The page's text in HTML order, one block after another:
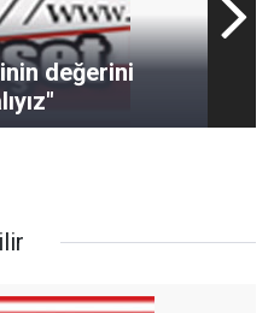
değerini